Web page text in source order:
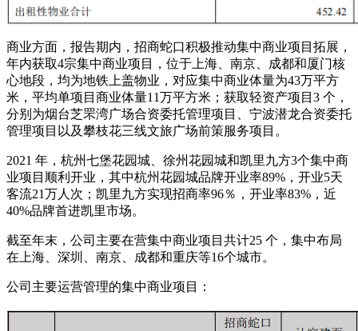
商业方面，报告期内，招商蛇口积极推动集中商业项目拓展，
年内获取4宗集中商业项目，位于上海、南京、成都和厦门核
心地段，均为地铁上盖物业，对应集中商业体量为43万平方
米，平均单项目商业体量11万平方米；获取轻资产项目3 个，
分别为烟台芝罘湾广场合资委托管理项目、宁波潜龙合资委托
管理项目以及攀枝花三线文旅广场前策服务项目。
2021 年，杭州七堡花园城、徐州花园城和凯里九方3个集中商
业项目顺利开业，其中杭州花园城品牌开业率89%，开业5天
客流21万人次；凯里九方实现招商率96％，开业率83%，近
40%品牌首进凯里市场。
截至年末，公司主要在营集中商业项目共计25 个，集中布局
在上海、深圳、南京、成都和重庆等16个城市。
公司主要运营管理的集中商业项目：